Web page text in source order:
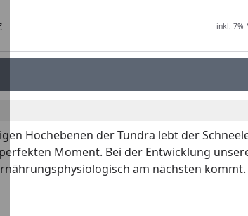
inkl. 7%
Hochebenen der Tundra lebt der
Moment. Bei der Entwicklung
am nächsten kommt.